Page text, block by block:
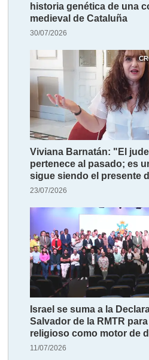
historia genética de una
medieval de Cataluña
30/07/2026
Viviana Barnatán: "El
pertenece al pasado; es
sigue siendo el presente
23/07/2026
Israel se suma a la
Salvador de la RMTR
religioso como motor de
11/07/2026